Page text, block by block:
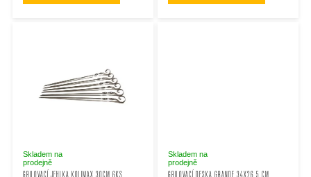
ů
GRILOVACÍ JEHLKA KOLIMAX 30CM 6KS
Skladem na
prodejně
GRILOVACÍ DESKA GRANDE 34X26,5 CM
Skladem na
prodejně